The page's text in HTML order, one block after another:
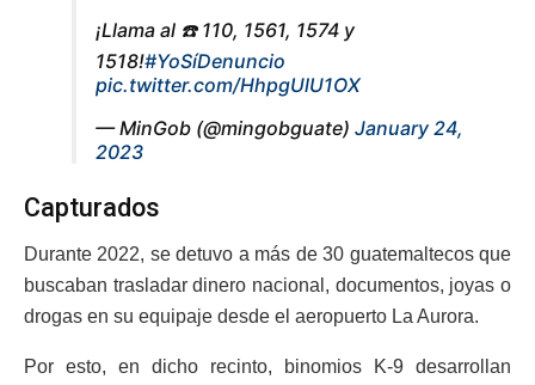
¡Llama al ☎️ 110, 1561, 1574 y
1518!#YoSíDenuncio
pic.twitter.com/HhpgUlU1OX
— MinGob (@mingobguate) January 24,
2023
Capturados
Durante 2022, se detuvo a más de 30 guatemaltecos que
buscaban trasladar dinero nacional, documentos, joyas o
drogas en su equipaje desde el aeropuerto La Aurora.
Por esto, en dicho recinto, binomios K-9 desarrollan